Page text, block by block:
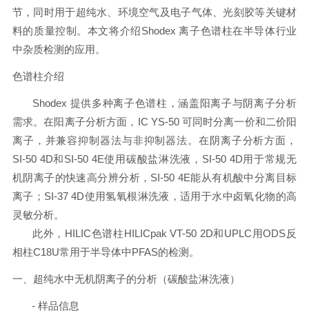
节，同时用于超纯水、环境空气及电子气体、光刻胶等关键材
料的质量控制。本文将介绍Shodex 离子色谱柱在半导体行业
中杂质检测的应用。
色谱柱介绍
Shodex 提供多种离子色谱柱，涵盖阳离子与阴离子分析
需求。在阳离子分析方面，IC YS-50 可同时分离一价和二价阳
离子，并兼容抑制器法与非抑制器法。在阴离子分析方面，
SI-50 4D和SI-50 4E使用碳酸盐淋洗液，SI-50 4D用于常规无
机阴离子的快速高分辨分析，SI-50 4E能从有机酸中分离目标
离子；SI-37 4D使用氢氧根淋洗液，适用于水中卤氧化物的高
灵敏分析。
此外，HILIC色谱柱HILICpak VT-50 2D和UPLC用ODS反
相柱C18U常用于半导体中PFAS的检测。
一、超纯水中无机阴离子的分析（碳酸盐淋洗液）
- 样品信息